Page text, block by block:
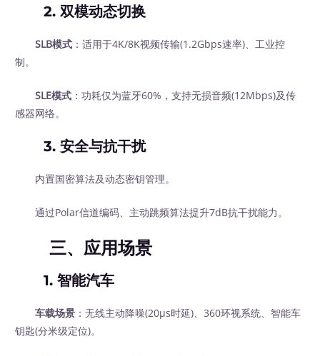
2. 双模动态切换
SLB模式 ：适用于4K/8K视频传输(1.2Gbps速率)、工业控
制。
SLE模式 ：功耗仅为蓝牙60%，支持无损音频(12Mbps)及传
感器网络。
3. 安全与抗干扰
内置国密算法及动态密钥管理。
通过Polar信道编码、主动跳频算法提升7dB抗干扰能力。
三、应用场景
1. 智能汽车
车载场景 ：无线主动降噪(20μs时延)、360环视系统、智能车
钥匙(分米级定位)。